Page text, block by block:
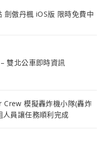
劍傲丹楓 iOS版 限時免費中
雙北公車即時資訊
模擬轟炸機小隊(轟炸
員讓任務順利完成